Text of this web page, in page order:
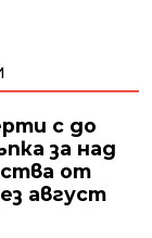
с до
за над
от
август